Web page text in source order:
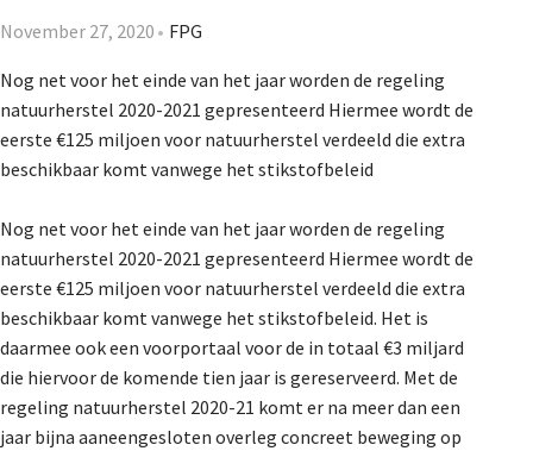
November 27, 2020 FPG
Nog net voor het einde van het jaar worden de regeling
natuurherstel 2020-2021 gepresenteerd Hiermee wordt de
eerste €125 miljoen voor natuurherstel verdeeld die extra
beschikbaar komt vanwege het stikstofbeleid
Nog net voor het einde van het jaar worden de regeling
natuurherstel 2020-2021 gepresenteerd Hiermee wordt de
eerste €125 miljoen voor natuurherstel verdeeld die extra
beschikbaar komt vanwege het stikstofbeleid. Het is
daarmee ook een voorportaal voor de in totaal €3 miljard
die hiervoor de komende tien jaar is gereserveerd. Met de
regeling natuurherstel 2020-21 komt er na meer dan een
jaar bijna aaneengesloten overleg concreet beweging op
Provincies
Dossiers
De Landeigenaar
Contact